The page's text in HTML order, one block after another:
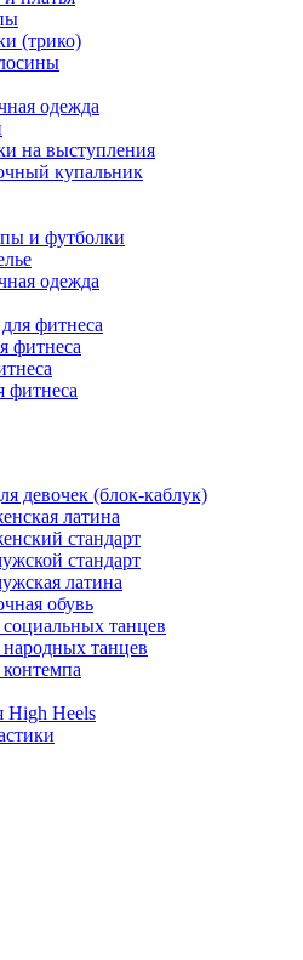
(трико)
одежда
на выступления
купальник
и футболки
одежда
фитнеса
фитнеса
фитнеса
девочек (блок-каблук)
латина
стандарт
стандарт
латина
обувь
танцев
танцев
High Heels